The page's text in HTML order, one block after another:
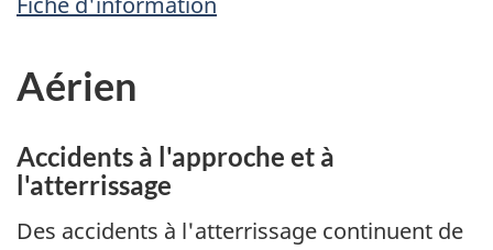
Aérien
Accidents à l'approche et à
l'atterrissage
Des accidents à l'atterrissage continuent de